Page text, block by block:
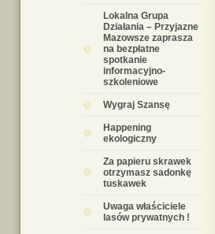
Lokalna Grupa
Działania – Przyjazne
Mazowsze zaprasza
na bezpłatne
spotkanie
informacyjno-
szkoleniowe
Wygraj Szansę
Happening
ekologiczny
Za papieru skrawek
otrzymasz sadonkę
tuskawek
Uwaga właściciele
lasów prywatnych !